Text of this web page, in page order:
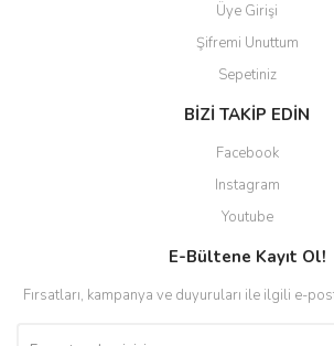
Üye Girişi
Şifremi Unuttum
Sepetiniz
BİZİ TAKİP EDİN
Facebook
Instagram
Youtube
E-Bültene Kayıt Ol!
Fırsatları, kampanya ve duyuruları ile ilgili e-